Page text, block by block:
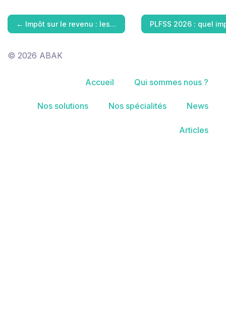
← Impôt sur le revenu : les… PLFSS 2026 : quel
© 2026 ABAK
Accueil Qui sommes nous ?
Nos solutions Nos spécialités News
Articles